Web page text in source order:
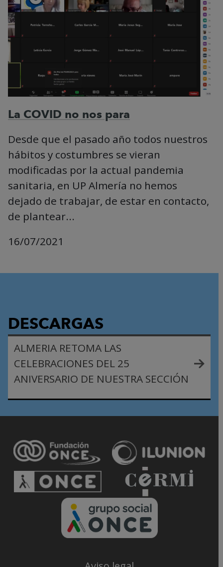
La COVID no nos para
Desde que el pasado año todos nuestros
hábitos y costumbres se vieran
modificadas por la actual pandemia
sanitaria, en UP Almería no hemos
dejado de trabajar, de estar en contacto,
de plantear...
16/07/2021
DESCARGAS
ALMERIA RETOMA LAS
CELEBRACIONES DEL 25
ANIVERSARIO DE NUESTRA SECCIÓN